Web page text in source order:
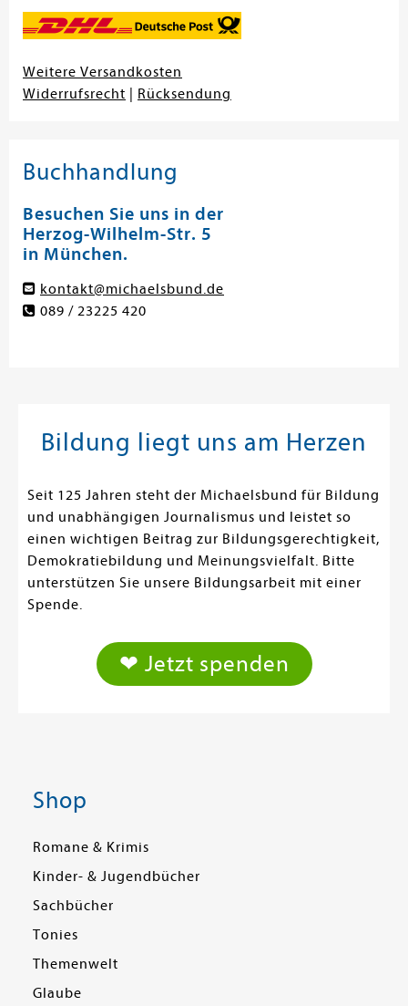
Weitere Versandkosten
Widerrufsrecht
Rücksendung
Buchhandlung
Besuchen Sie uns in der
Herzog-Wilhelm-Str. 5
in München.
kontakt@michaelsbund.de
089 / 23225 420
Bildung liegt uns am Herzen
Seit 125 Jahren steht der Michaelsbund für Bildung
und unabhängigen Journalismus und leistet so
einen wichtigen Beitrag zur Bildungsgerechtigkeit,
Demokratiebildung und Meinungsvielfalt. Bitte
unterstützen Sie unsere Bildungsarbeit mit einer
Spende.
❤ Jetzt spenden
Shop
Romane & Krimis
Kinder- & Jugendbücher
Sachbücher
Tonies
Themenwelt
Glaube